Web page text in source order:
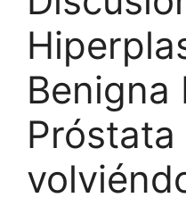
Benigna
Próstata